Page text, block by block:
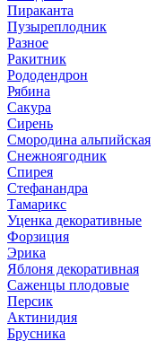
Пираканта
Пузыреплодник
Разное
Ракитник
Рододендрон
Рябина
Сакура
Сирень
Смородина альпийская
Снежноягодник
Спирея
Стефанандра
Тамарикс
Уценка декоративные
Форзиция
Эрика
Яблоня декоративная
Саженцы плодовые
Персик
Актинидия
Брусника